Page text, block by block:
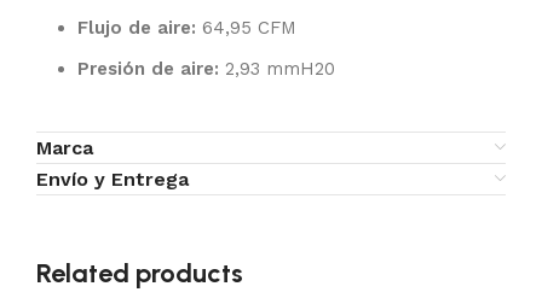
Flujo de aire: 64,95 CFM
Presión de aire: 2,93 mmH20
Marca
Envío y Entrega
Related products